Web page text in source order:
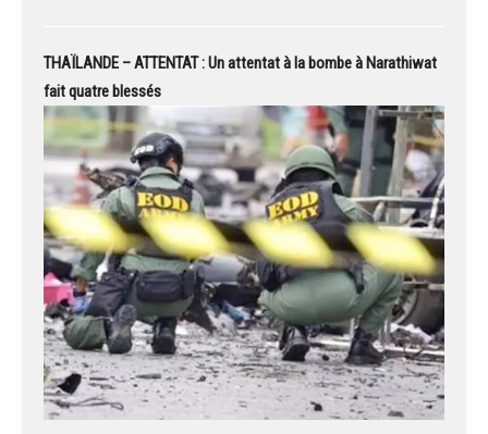
THAÏLANDE – ATTENTAT : Un attentat à la bombe à Narathiwat
fait quatre blessés